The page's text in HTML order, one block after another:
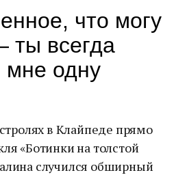
что могу
ты всегда
мне одну
в Клайпеде прямо
«Ботинки на толстой
случился обширный